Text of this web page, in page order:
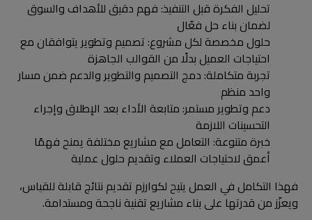
تحليل الفكرة قبل التنفيذ: فهم دقيق للأهداف والسوق
لضمان بناء حل فعّال
حلول مخصصة لكل مشروع: تصميم وتطوير يتوافقان مع
احتياجات العميل بدلًا من القوالب الجاهزة
تجربة متكاملة: دمج التصميم والتطوير والدعم ضمن مسار
واحد منظم
دعم وتطوير مستمر: متابعة الأداء بعد الإطلاق وإجراء
التحسينات اللازمة
خبرة متنوعة: التعامل مع مشاريع مختلفة يمنح فهمًا
أعمق لاحتياجات العملاء وتقديم حلول عملية
فهذا التكامل في العمل يتيح لكوارزم تقديم نتائج قابلة للقياس،
ويعزّز من قدرتها على بناء مشاريع تقنية ناجحة ومستدامة.